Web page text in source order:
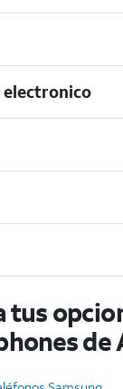
electronico
tus
de